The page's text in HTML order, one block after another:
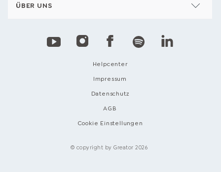
ÜBER UNS
Helpcenter
Impressum
Datenschutz
AGB
Cookie Einstellungen
© copyright by Greator 2026